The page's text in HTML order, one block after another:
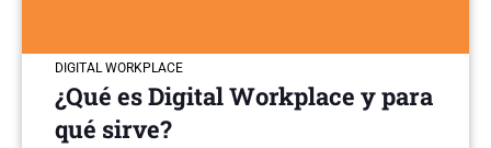
DIGITAL WORKPLACE
¿Qué es Digital Workplace y para
qué sirve?